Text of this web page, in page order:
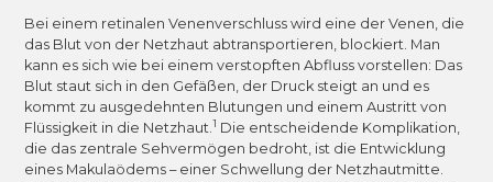
Bei einem retinalen Venenverschluss wird eine der Venen, die
das Blut von der Netzhaut abtransportieren, blockiert. Man
kann es sich wie bei einem verstopften Abfluss vorstellen: Das
Blut staut sich in den Gefäßen, der Druck steigt an und es
kommt zu ausgedehnten Blutungen und einem Austritt von
Flüssigkeit in die Netzhaut. 1 Die entscheidende Komplikation,
die das zentrale Sehvermögen bedroht, ist die Entwicklung
eines Makulaödems – einer Schwellung der Netzhautmitte.